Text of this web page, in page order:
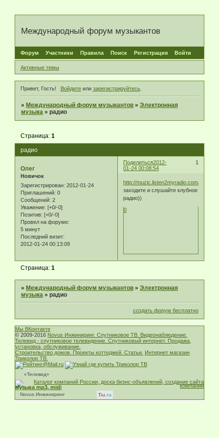
Международный форум музыкантов
Форум Участники Правила Поиск Регистрация Войти
Активные темы
Привет, Гость! Войдитеили зарегистрируйтесь.
» Международный форум музыкантов »Электронная
музыка »радио
радио
Страница:1
Поделиться 1
2012-
01-24 00:08:54
Олег
Новичок
Зарегистрирован: 2012-01-24
Приглашений: 0
Сообщений: 2
Уважение: [+0/-0]
Позитив: [+0/-0]
Провел на форуме:
5 минут
Последний визит:
2012-01-24 00:13:09
http://muzic.listen2myradio.com/
заходите и слушайте клубное
радио))
0
Страница:1
» Международный форум музыкантов »Электронная
музыка »радио
создать форум бесплатно
Мы ВКонтакте
© 2009-2016 Novus Инжиниринг. Спутниковое ТВ. Видеонаблюдение.
Телевид - спутниковое телевидение. Спутниковый интернет. Продажа,
установка, обслуживание.
Строительство домов. Проекты коттеджей. Статьи. Интернет магазин
Триколор ТВ.
«Телевид»
музыка mp3, midi
Novus Инжиниринг Tiu.ru